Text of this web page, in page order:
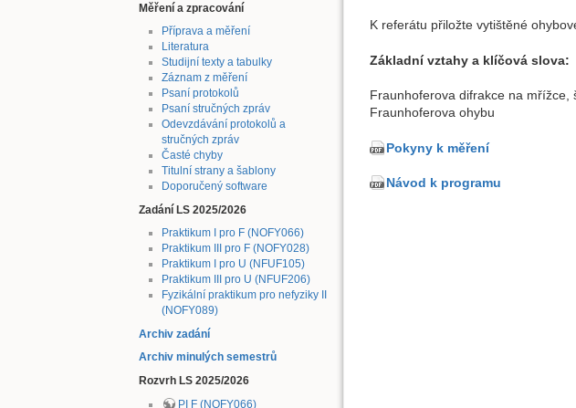
Měření a zpracování
Příprava a měření
Literatura
Studijní texty a tabulky
Záznam z měření
Psaní protokolů
Psaní stručných zpráv
Odevzdávání protokolů a
stručných zpráv
Časté chyby
Titulní strany a šablony
Doporučený software
Zadání LS 2025/2026
Praktikum I pro F (NOFY066)
Praktikum III pro F (NOFY028)
Praktikum I pro U (NFUF105)
Praktikum III pro U (NFUF206)
Fyzikální praktikum pro nefyziky II
(NOFY089)
Archiv zadání
Archiv minulých semestrů
Rozvrh LS 2025/2026
PI F (NOFY066)
K referátu přiložte vytištěné
Základní vztahy a klíčová slova:
Fraunhoferova difrakce na mřížce,
Fraunhoferova ohybu
Pokyny k měření
Návod k programu